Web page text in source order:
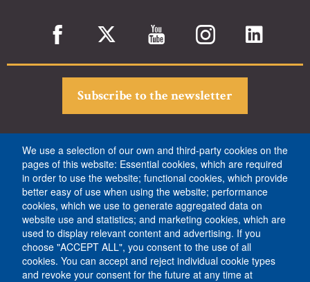
Subscribe to the newsletter
École normale supérieure - PSL
45 rue d’Ulm
F-75230 Paris cedex 05
Tél. +33 (0)1 44 32 30 00 (standard)
We use a selection of our own and third-party cookies on the
pages of this website: Essential cookies, which are required
in order to use the website; functional cookies, which provide
better easy of use when using the website; performance
cookies, which we use to generate aggregated data on
website use and statistics; and marketing cookies, which are
used to display relevant content and advertising. If you
choose "ACCEPT ALL", you consent to the use of all
cookies. You can accept and reject individual cookie types
and revoke your consent for the future at any time at